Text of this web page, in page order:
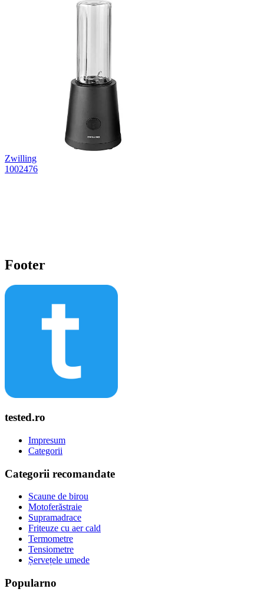
Zwilling
1002476
Footer
tested.ro
Impresum
Categorii
Categorii recomandate
Scaune de birou
Motoferăstraie
Supramadrace
Friteuze cu aer cald
Termometre
Tensiometre
Șervețele umede
Popularno